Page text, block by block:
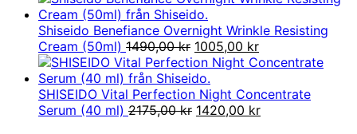
priset
var:
1290,00 kr.
priset
är:
1213,00 kr.
Shiseido Benefiance Overnight Wrinkle Resisting
Cream (50ml) 1490,00kr Det
ursprungliga
priset
var:
1490,00 kr.
1005,00 krDet
nuvarande
är:
1005,00 kr.
SHISEIDO Vital Perfection Night Concentrate
Serum (40 ml) 2175,00kr Det
1420,00 krDet